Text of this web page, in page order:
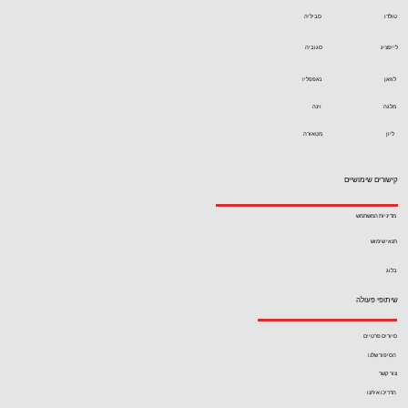
קישורים שימושיים
תנאי שימוש
מדיניות המשתמש
בלוג
שיתופי פעולה
הסיפור שלנו
סיורים פרטיים
הדריכו איתנו
צור קשר
סביליה טולדו
נאפפליו לוזאן
סגוביה
מלגה
לייפציג
מטאורה
וינה
ליון